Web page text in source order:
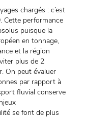
chargés : c’est
Cette performance
puisque la
en tonnage,
et la région
plus de 2
On peut évaluer
par rapport à
fluvial conserve
se font de plus